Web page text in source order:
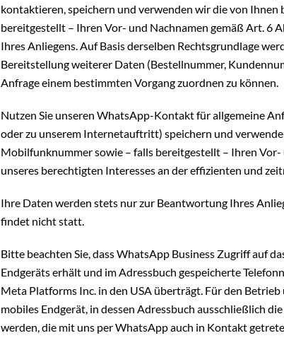
kontaktieren, speichern und verwenden wir die von
bereitgestellt – Ihren Vor- und Nachnamen gemäß Art. 6
Ihres Anliegens. Auf Basis derselben Rechtsgrundlage
Bereitstellung weiterer Daten (Bestellnummer,
Anfrage einem bestimmten Vorgang zuordnen zu können.
Nutzen Sie unseren WhatsApp-Kontakt für allgemeine
oder zu unserem Internetauftritt) speichern und
Mobilfunknummer sowie – falls bereitgestellt – Ihren Vor-
unseres berechtigten Interesses an der effizienten und
Ihre Daten werden stets nur zur Beantwortung Ihres
findet nicht statt.
Bitte beachten Sie, dass WhatsApp Business Zugriff auf
Endgeräts erhält und im Adressbuch gespeicherte
Meta Platforms Inc. in den USA überträgt. Für den
mobiles Endgerät, in dessen Adressbuch ausschließlich
werden, die mit uns per WhatsApp auch in Kontakt